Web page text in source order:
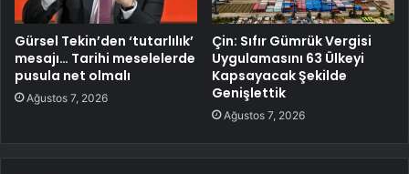
Gürsel Tekin’den ‘tutarlılık’
mesajı… Tarihi meselelerde
pusula net olmalı
Ağustos 7, 2026
Çin: Sıfır Gümrük Vergisi
Uygulamasını 63 Ülkeyi
Kapsayacak Şekilde
Genişlettik
Ağustos 7, 2026